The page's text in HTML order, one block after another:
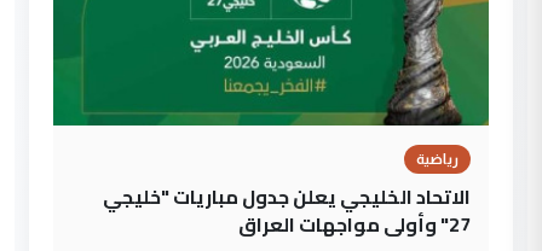
رياضية
الاتحاد الخليجي يعلن جدول مباريات "خليجي
27" وأولى مواجهات العراق